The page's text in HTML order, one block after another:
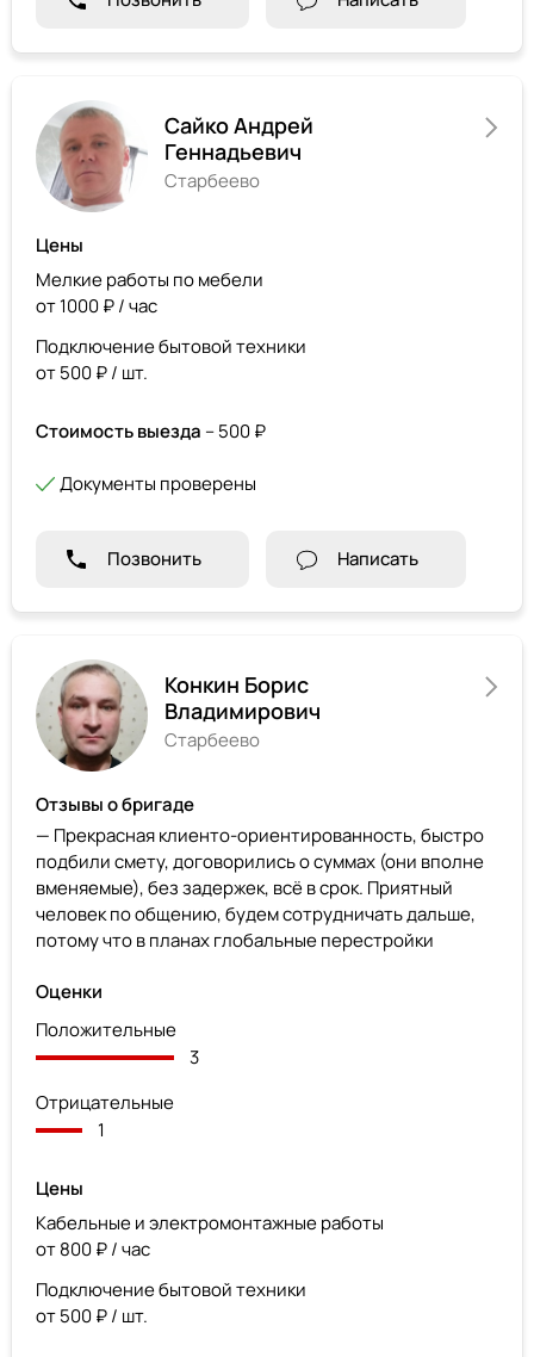
Сайко Андрей
Геннадьевич
Старбеево
Цены
Мелкие работы по мебели
от 1000 ₽ / час
Подключение бытовой техники
от 500 ₽ / шт.
Стоимость выезда – 500 ₽
Документы проверены
Позвонить Написать
Конкин Борис
Владимирович
Старбеево
Отзывы о бригаде
— Прекрасная клиенто-ориентированность, быстро
подбили смету, договорились о суммах (они вполне
вменяемые), без задержек, всё в срок. Приятный
человек по общению, будем сотрудничать дальше,
потому что в планах глобальные перестройки
Оценки
Положительные
3
Отрицательные
1
Цены
Кабельные и электромонтажные работы
от 800 ₽ / час
Подключение бытовой техники
от 500 ₽ / шт.